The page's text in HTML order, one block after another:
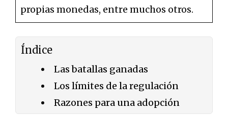
propias monedas, entre muchos otros.
Índice
Las batallas ganadas
Los límites de la regulación
Razones para una adopción